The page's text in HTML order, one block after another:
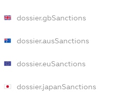
dossier.gbSanctions
dossier.ausSanctions
dossier.euSanctions
dossier.japanSanctions